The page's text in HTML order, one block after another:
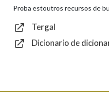
Texto de verificación
Proba estoutros recursos de
Tergal
Dicionario de